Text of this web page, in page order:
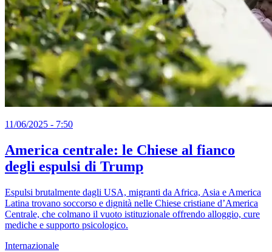
11/06/2025 - 7:50
America centrale: le Chiese al fianco
degli espulsi di Trump
Espulsi brutalmente dagli USA, migranti da Africa, Asia e America
Latina trovano soccorso e dignità nelle Chiese cristiane d’America
Centrale, che colmano il vuoto istituzionale offrendo alloggio, cure
mediche e supporto psicologico.
Internazionale